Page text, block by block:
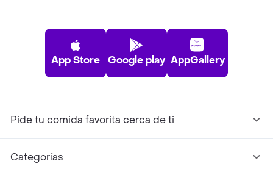
App Store Google play AppGallery
Pide tu comida favorita cerca de ti
Categorías